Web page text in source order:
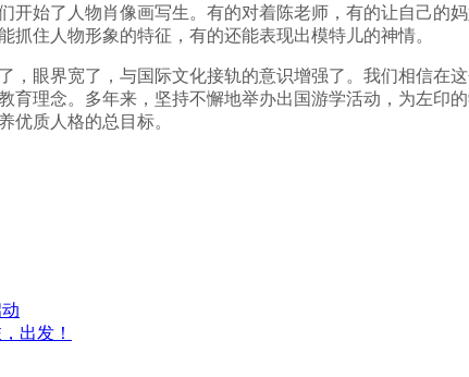
开始了人物肖像画写生。有的对着陈老师，有的让自己
住人物形象的特征，有的还能表现出模特儿的神情。
，眼界宽了，与国际文化接轨的意识增强了。我们相信
育理念。多年来，坚持不懈地举办出国游学活动，为左
优质人格的总目标。
出发！